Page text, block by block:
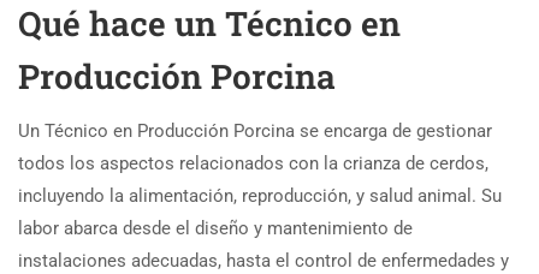
Qué hace un Técnico en
Producción Porcina
Un Técnico en Producción Porcina se encarga de gestionar
todos los aspectos relacionados con la crianza de cerdos,
incluyendo la alimentación, reproducción, y salud animal. Su
labor abarca desde el diseño y mantenimiento de
instalaciones adecuadas, hasta el control de enfermedades y